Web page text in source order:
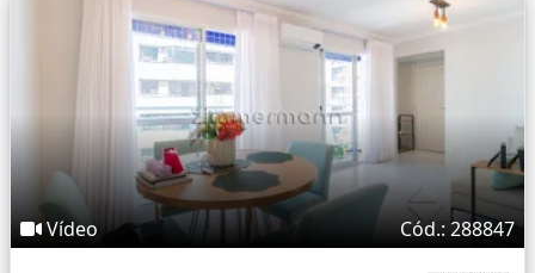
Vídeo Cód.: 288847